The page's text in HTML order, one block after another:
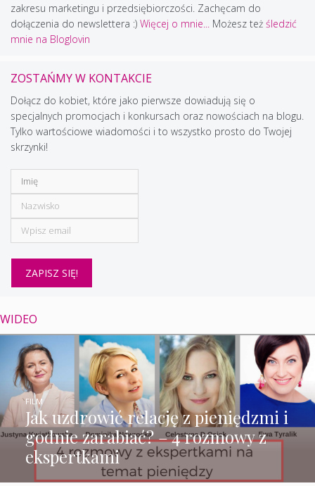
zakresu marketingu i przedsiębiorczości. Zachęcam do
dołączenia do newslettera :) Więcej o mnie... Możesz też śledzić
mnie na Bloglovin
ZOSTAŃMY W KONTAKCIE
Dołącz do kobiet, które jako pierwsze dowiadują się o
specjalnych promocjach i konkursach oraz nowościach na blogu.
Tylko wartościowe wiadomości i to wszystko prosto do Twojej
skrzynki!
WIDEO
Jak uzdrowić relację z pieniędzmi i
godnie zarabiać? – 4 rozmowy z
ekspertkami
FILM